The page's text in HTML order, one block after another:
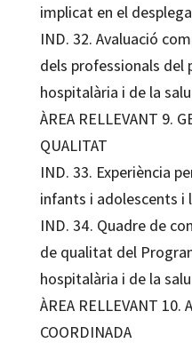
implicat en el
IND. 32. Avaluació
dels professionals del
hospitalària i de la
ÀREA RELLEVANT 9.
QUALITAT
IND. 33. Experiència
infants i adolescents i
IND. 34. Quadre de
de qualitat del
hospitalària i de la
ÀREA RELLEVANT 10.
COORDINADA